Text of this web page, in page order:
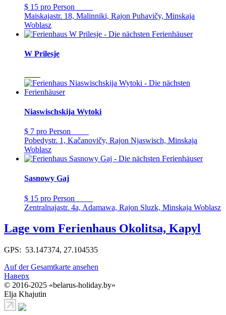
$ 15 pro Person
Maiskajastr. 18, Malinniki, Rajon Puhavičy, Minskaja
Woblasz
W Prilesje
Niaswischskija Wytoki
$ 7 pro Person
Pobedystr. 1, Kačanovičy, Rajon Njaswisch, Minskaja
Woblasz
Sasnowy Gaj
$ 15 pro Person
Zentralnajastr. 4a, Adamawa, Rajon Sluzk, Minskaja Woblasz
Lage vom Ferienhaus Okolitsa, Kapyl
GPS: 53.147374, 27.104535
Auf der Gesamtkarte ansehen
Наверх
© 2016-2025 «belarus-holiday.by»
Elja Khajutin